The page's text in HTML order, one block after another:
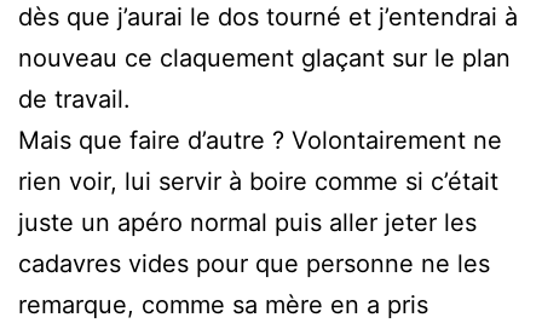
dès que j’aurai le dos tourné et j’entendrai à
nouveau ce claquement glaçant sur le plan
de travail.
Mais que faire d’autre ? Volontairement ne
rien voir, lui servir à boire comme si c’était
juste un apéro normal puis aller jeter les
cadavres vides pour que personne ne les
remarque, comme sa mère en a pris